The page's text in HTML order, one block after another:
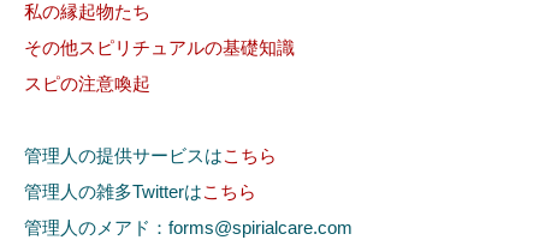
私の縁起物たち
その他スピリチュアルの基礎知識
スピの注意喚起
管理人の提供サービスはこちら
管理人の雑多Twitterはこちら
管理人のメアド：forms@spirialcare.com